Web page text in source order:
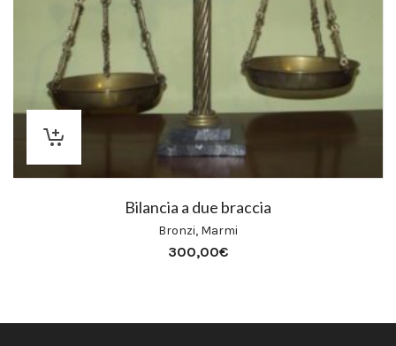
Bilancia a due braccia
Bronzi, Marmi
300,00€